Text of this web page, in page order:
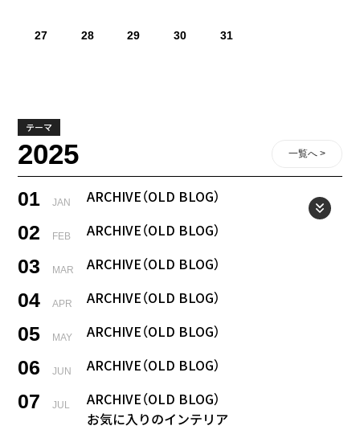
27 28 29 30 31
テーマ
2025 一覧へ >
01 JAN ARCHIVE（OLD BLOG）
02 FEB ARCHIVE（OLD BLOG）
03 MAR ARCHIVE（OLD BLOG）
04 APR ARCHIVE（OLD BLOG）
05 MAY ARCHIVE（OLD BLOG）
06 JUN ARCHIVE（OLD BLOG）
07 JUL
ARCHIVE（OLD BLOG）
お気に入りのインテリア